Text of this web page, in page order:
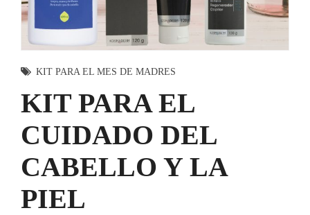
KIT PARA EL MES DE MADRES
KIT PARA EL
CUIDADO DEL
CABELLO Y LA
PIEL